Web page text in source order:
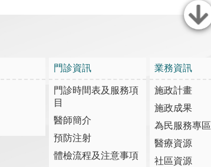
關閉
門診資訊
門診時間表及服務項
目
醫師簡介
預防注射
體檢流程及注意事項
業務資訊
施政計畫
施政成果
為民服務專區
醫療資源
社區資源